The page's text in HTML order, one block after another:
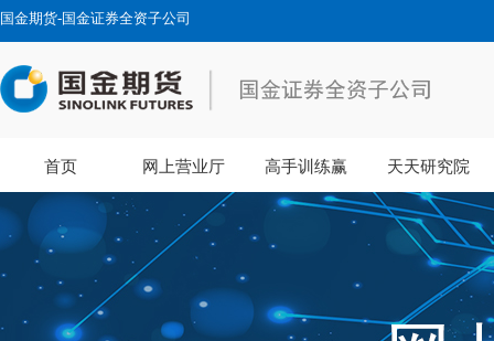
国金期货-国金证券全资子公司
首页 网上营业厅 高手训练赢 天天研究院